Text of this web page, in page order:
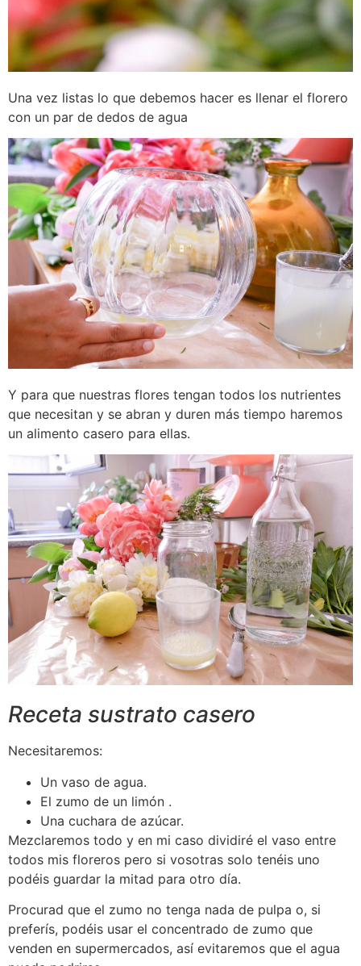
Una vez listas lo que debemos hacer es llenar el florero
con un par de dedos de agua
Y para que nuestras flores tengan todos los nutrientes
que necesitan y se abran y duren más tiempo haremos
un alimento casero para ellas.
Receta sustrato casero
Necesitaremos:
Un vaso de agua.
El zumo de un limón .
Una cuchara de azúcar.
Mezclaremos todo y en mi caso dividiré el vaso entre
todos mis floreros pero si vosotras solo tenéis uno
podéis guardar la mitad para otro día.
Procurad que el zumo no tenga nada de pulpa o, si
preferís, podéis usar el concentrado de zumo que
venden en supermercados, así evitaremos que el agua